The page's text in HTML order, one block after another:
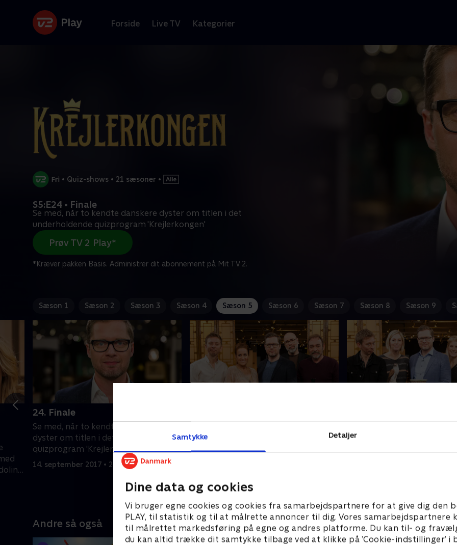
Samtykke Detaljer
Dine data og cookies
Vi bruger egne cookies og cookies fra samarbejdspartnere for at give dig den
PLAY, til statistik og til at målrette annoncer til dig. Vores samarbejdspartnere
til målrettet markedsføring på egne og andres platforme. Du kan til- og
du kan altid trække dit samtykke tilbage ved at klikke på ’Cookie-indstillinger’ i
Forside Live TV Kategorier
• Quiz-shows • 21 sæsoner •
S5:E24 • Finale
Se med, når to kendte danskere dyster om titlen i det
underholdende quizprogram 'Krejlerkongen'
Prøv TV 2 Play*
*Kræver pakken Basis. Administrer dit abonnement på Mit TV 2.
Sæson 1 Sæson 2 Sæson 3 Sæson 4 Sæson 5 Sæson 6 Sæson 7 Sæson 8 Sæson 9
24. Finale
Se med, når to kendte danskere
dyster om titlen i det underholdende
quizprogram 'Krejlerkongen'
14. september 2017 • 29 min
Renard og Martin Miehe-Renard
Palisander eller pletsølv? Hvem er
stærkt underholdende familiedrama.
Lasse Rimmer svinger hammeren, og
holdkaptajnerne er Brian Lykke og
Brian Mørk
18. september 2017 • 29 min
Gæsterne i 'Krejlerkongen'
vil vise sig, når det går løs i
med holdkaptajnerne Brian
Brian Lykke og auktionarius
Rimmer
Andre så også